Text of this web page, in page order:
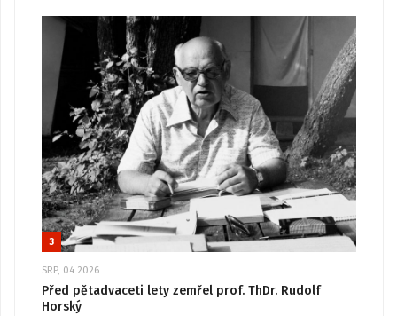
3
SRP, 04 2026
Před pětadvaceti lety zemřel prof. ThDr. Rudolf
Horský